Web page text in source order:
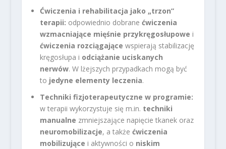
Ćwiczenia i rehabilitacja jako „trzon”
terapii: odpowiednio dobrane ćwiczenia
wzmacniające mięśnie przykręgosłupowe i
ćwiczenia rozciągające wspierają stabilizację
kręgosłupa i odciążanie uciskanych
nerwów. W lżejszych przypadkach mogą być
to jedyne elementy leczenia.
Techniki fizjoterapeutyczne w programie:
w terapii wykorzystuje się m.in. techniki
manualne zmniejszające napięcie tkanek oraz
neuromobilizacje, a także ćwiczenia
mobilizujące i aktywności o niskim